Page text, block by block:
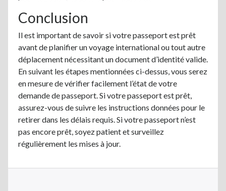
Conclusion
Il est important de savoir si votre passeport est prêt
avant de planifier un voyage international ou tout autre
déplacement nécessitant un document d’identité valide.
En suivant les étapes mentionnées ci-dessus, vous serez
en mesure de vérifier facilement l’état de votre
demande de passeport. Si votre passeport est prêt,
assurez-vous de suivre les instructions données pour le
retirer dans les délais requis. Si votre passeport n’est
pas encore prêt, soyez patient et surveillez
régulièrement les mises à jour.